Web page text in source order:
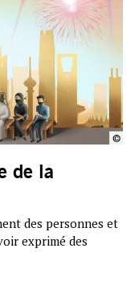
de la
des personnes et
exprimé des